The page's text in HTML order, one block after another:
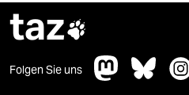
taz
Folgen Sie uns